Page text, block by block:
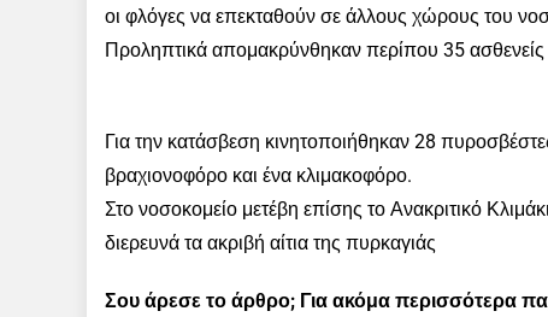
οι φλόγες να επεκταθούν σε άλλους χώρους του
Προληπτικά απομακρύνθηκαν περίπου 35
Για την κατάσβεση κινητοποιήθηκαν 28
βραχιονοφόρο και ένα κλιμακοφόρο.
Στο νοσοκομείο μετέβη επίσης το Ανακριτικό
διερευνά τα ακριβή αίτια της πυρκαγιάς
Σου άρεσε το άρθρο; Για ακόμα περισσότερα